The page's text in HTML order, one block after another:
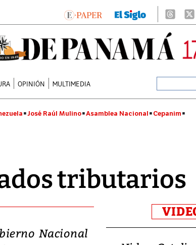
OPINIÓN MULTIMEDIA
José Raúl Mulino Asamblea Nacional Cepanim
tributarios
Nacional